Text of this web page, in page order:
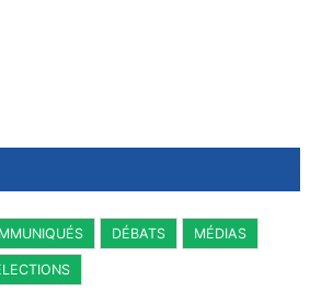
DÉBATS MÉDIAS